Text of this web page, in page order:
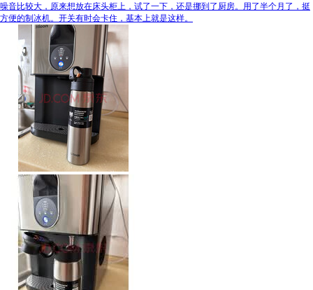
噪音比较大，原来想放在床头柜上，试了一下，还是挪到了厨房。用了半个月了，挺
方便的制冰机。开关有时会卡住，基本上就是这样。